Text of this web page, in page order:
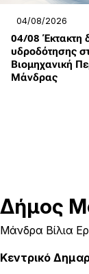
04/08/2026
04/08 Έκτακτη
υδροδότησης
Βιομηχανική
Μάνδρας
Δήμος
Μάνδρα Βίλια
Κεντρικό